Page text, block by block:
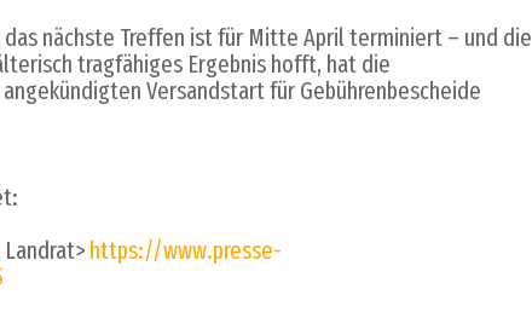
nächste Treffen ist für Mitte April terminiert – und die
tragfähiges Ergebnis hofft, hat die
Versandstart für Gebührenbescheide
https://www.presse-